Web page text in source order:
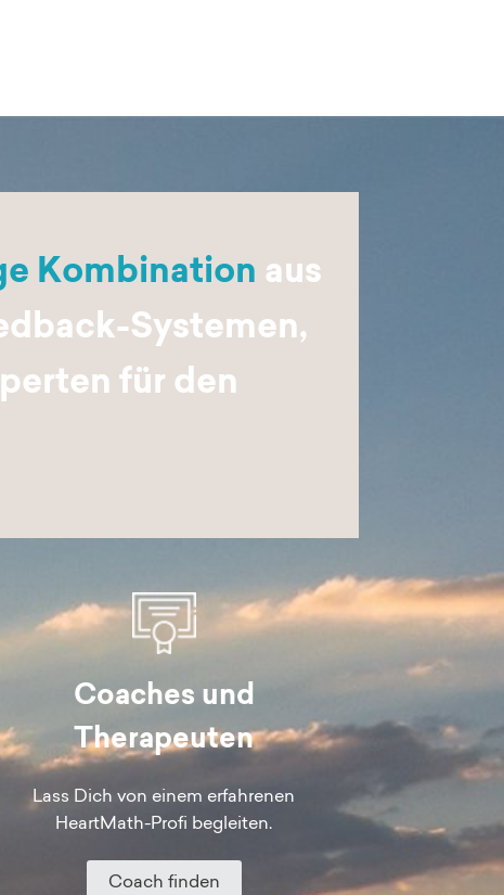
Kombination aus
Systemen,
für den
Coaches und
Therapeuten
Lass Dich von einem erfahrenen
HeartMath-Profi begleiten.
Coach finden